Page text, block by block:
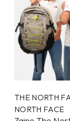
THE NORTH
NORTH FACE